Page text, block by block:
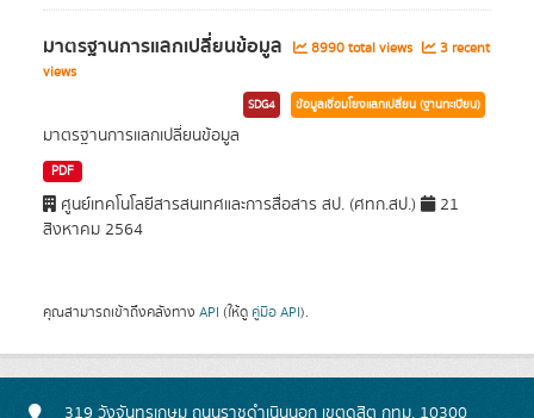
มาตรฐานการแลกเปลี่ยนข้อมูล 8990 total views
3 recent
views
SDG4 ข้อมูลเชื่อมโยงแลกเปลี่ยน (ฐานทะเบียน)
มาตรฐานการแลกเปลี่ยนข้อมูล
PDF
ศูนย์เทคโนโลยีสารสนเทศและการสื่อสาร สป. (ศทก.สป.)
21
สิงหาคม 2564
คุณสามารถเข้าถึงคลังทาง API (ให้ดู คู่มือ API).
319 วังจันทรเกษม ถนนราชดำเนินนอก เขตดุสิต กทม. 10300